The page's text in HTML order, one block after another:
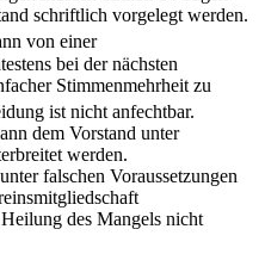
schriftlich vorgelegt werden.
von einer
bei der nächsten
Stimmenmehrheit zu
ist nicht anfechtbar.
dem Vorstand unter
werden.
falschen Voraussetzungen
des Mangels nicht